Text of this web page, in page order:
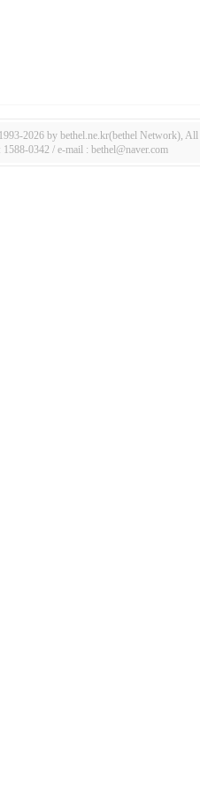
2026 by bethel.ne.kr(bethel Network), All
0342 / e-mail : bethel@naver.com